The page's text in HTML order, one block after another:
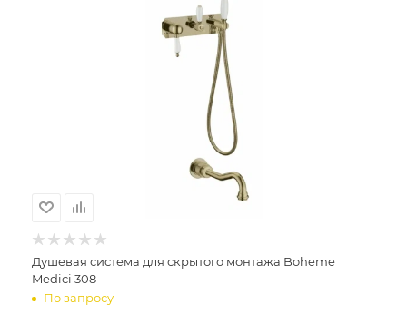
Душевая система для скрытого монтажа Boheme
Medici 308
По запросу